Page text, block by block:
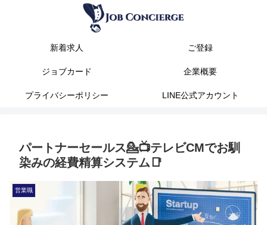
新着求人 ご登録
ジョブカード 企業概要
プライバシーポリシー LINE公式アカウント
パートナーセールス💁📺️テレビCMでお馴
染みの経費精算システム📑
営業職